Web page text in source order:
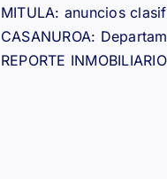
MITULA: anuncios
CASANUROA:
REPORTE